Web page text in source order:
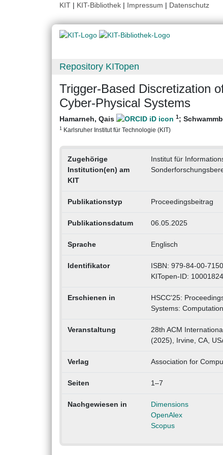
KIT | KIT-Bibliothek | Impressum | Datenschutz
Repository KITopen
Trigger-Based Discretization
Cyber-Physical Systems
Hamarneh, Qais 1;
1 Karlsruher Institut für Technologie (KIT)
Zugehörige
Institution(en) am
KIT
Institut für
Publikationstyp Proceedingsbeitrag
Publikationsdatum 06.05.2025
Sprache Englisch
Identifikator
ISBN: 979-84-00-
KITopen-ID:
Erschienen in
HSCC'25:
Systems:
Veranstaltung
28th ACM
(2025), Irvine, CA,
Verlag Association for
Seiten 1–7
Nachgewiesen in
Dimensions
OpenAlex
Scopus